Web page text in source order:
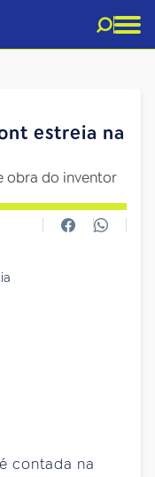
estreia na
obra do inventor
contada na